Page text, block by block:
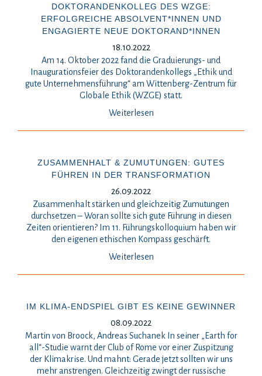
DOKTORANDENKOLLEG DES WZGE:
ERFOLGREICHE ABSOLVENT*INNEN UND
ENGAGIERTE NEUE DOKTORAND*INNEN
18.10.2022
Am 14. Oktober 2022 fand die Graduierungs- und
Inaugurationsfeier des Doktorandenkollegs „Ethik und
gute Unternehmensführung“ am Wittenberg-Zentrum für
Globale Ethik (WZGE) statt.
Weiterlesen
ZUSAMMENHALT & ZUMUTUNGEN: GUTES
FÜHREN IN DER TRANSFORMATION
26.09.2022
Zusammenhalt stärken und gleichzeitig Zumutungen
durchsetzen – Woran sollte sich gute Führung in diesen
Zeiten orientieren? Im 11. Führungskolloquium haben wir
den eigenen ethischen Kompass geschärft.
Weiterlesen
IM KLIMA-ENDSPIEL GIBT ES KEINE GEWINNER
08.09.2022
Martin von Broock, Andreas Suchanek In seiner „Earth for
all“-Studie warnt der Club of Rome vor einer Zuspitzung
der Klimakrise. Und mahnt: Gerade jetzt sollten wir uns
mehr anstrengen. Gleichzeitig zwingt der russische